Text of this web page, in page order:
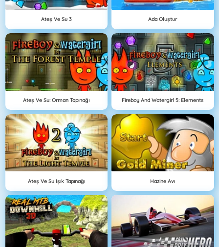
Ateş Ve Su 3 Ada Oluştur
Ateş Ve Su: Orman Tapınağı Fireboy And Watergirl 5: Elements
Ateş Ve Su Işık Tapınağı Hazine Avı